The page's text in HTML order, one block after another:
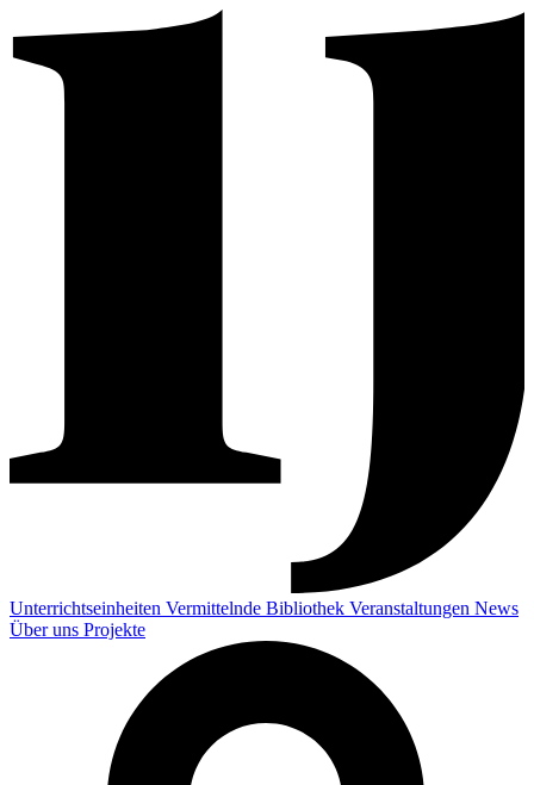
Unterrichtseinheiten Vermittelnde Bibliothek Veranstaltungen News
Über uns Projekte